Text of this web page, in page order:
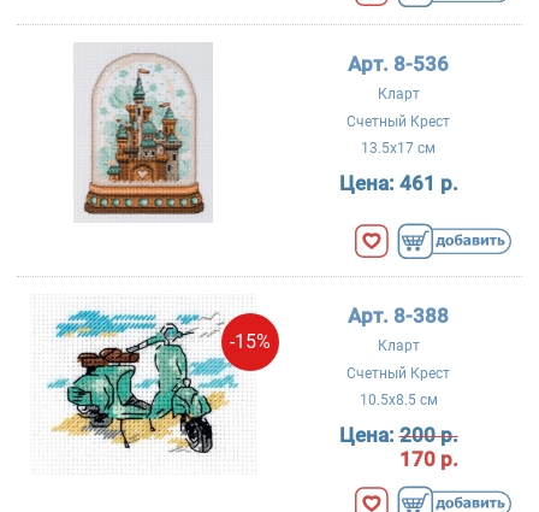
Арт. 8-536
Кларт
Счетный Крест
13.5x17 см
Цена: 461 р.
-15%
Арт. 8-388
Кларт
Счетный Крест
10.5x8.5 см
Цена:200 р.
170 р.